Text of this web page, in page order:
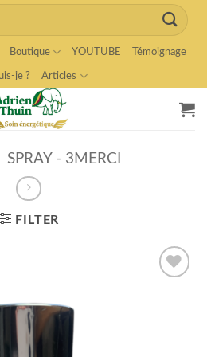
Boutique YOUTUBE Témoignage
je ? Articles
SPRAY - 3MERCI
FILTER